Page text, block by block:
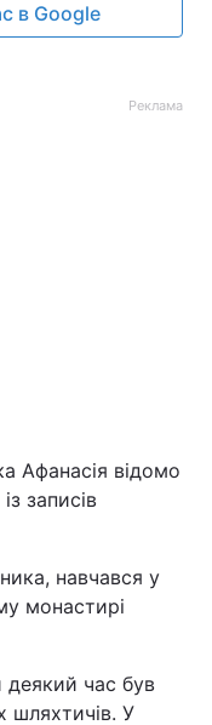
в Google
Реклама
Афанасія відомо
записів
навчався у
монастирі
деякий час був
шляхтичів. У